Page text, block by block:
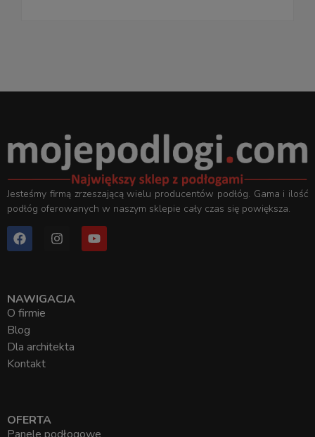
Jesteśmy firmą zrzeszającą wielu producentów podłóg. Gama i ilość
podłóg oferowanych w naszym sklepie cały czas się powiększa.
NAWIGACJA
O firmie
Blog
Dla architekta
Kontakt
OFERTA